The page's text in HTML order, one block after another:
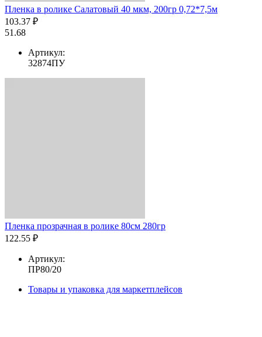
Пленка в ролике Салатовый 40 мкм, 200гр 0,72*7,5м
103.37 ₽
51.68
Артикул:
32874ПУ
Пленка прозрачная в ролике 80см 280гр
122.55 ₽
Артикул:
ПР80/20
Товары и упаковка для маркетплейсов